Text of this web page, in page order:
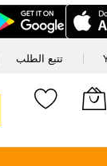
تتبع الطلب